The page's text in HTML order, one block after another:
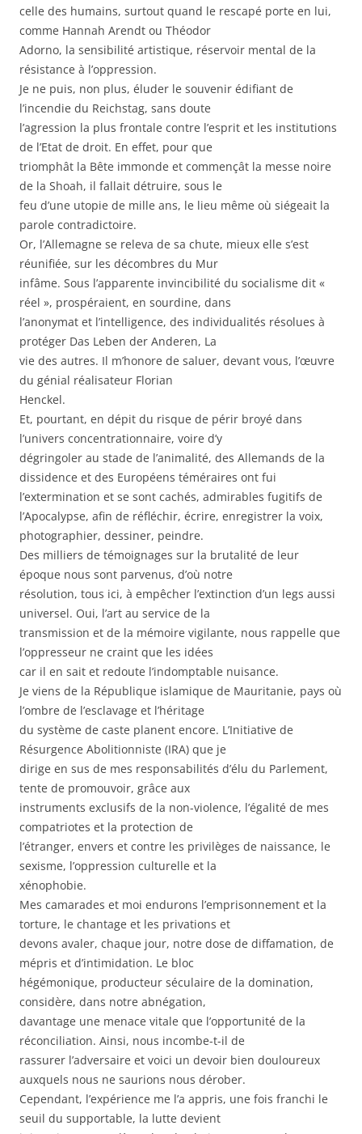
celle des humains, surtout quand le rescapé porte en lui,
comme Hannah Arendt ou Théodor
Adorno, la sensibilité artistique, réservoir mental de la
résistance à l’oppression.
Je ne puis, non plus, éluder le souvenir édifiant de
l’incendie du Reichstag, sans doute
l’agression la plus frontale contre l’esprit et les institutions
de l’Etat de droit. En effet, pour que
triomphât la Bête immonde et commençât la messe noire
de la Shoah, il fallait détruire, sous le
feu d’une utopie de mille ans, le lieu même où siégeait la
parole contradictoire.
Or, l’Allemagne se releva de sa chute, mieux elle s’est
réunifiée, sur les décombres du Mur
infâme. Sous l’apparente invincibilité du socialisme dit «
réel », prospéraient, en sourdine, dans
l’anonymat et l’intelligence, des individualités résolues à
protéger Das Leben der Anderen, La
vie des autres. Il m’honore de saluer, devant vous, l’œuvre
du génial réalisateur Florian
Henckel.
Et, pourtant, en dépit du risque de périr broyé dans
l’univers concentrationnaire, voire d’y
dégringoler au stade de l’animalité, des Allemands de la
dissidence et des Européens téméraires ont fui
l’extermination et se sont cachés, admirables fugitifs de
l’Apocalypse, afin de réfléchir, écrire, enregistrer la voix,
photographier, dessiner, peindre.
Des milliers de témoignages sur la brutalité de leur
époque nous sont parvenus, d’où notre
résolution, tous ici, à empêcher l’extinction d’un legs aussi
universel. Oui, l’art au service de la
transmission et de la mémoire vigilante, nous rappelle que
l’oppresseur ne craint que les idées
car il en sait et redoute l’indomptable nuisance.
Je viens de la République islamique de Mauritanie, pays où
l’ombre de l’esclavage et l’héritage
du système de caste planent encore. L’Initiative de
Résurgence Abolitionniste (IRA) que je
dirige en sus de mes responsabilités d’élu du Parlement,
tente de promouvoir, grâce aux
instruments exclusifs de la non-violence, l’égalité de mes
compatriotes et la protection de
l’étranger, envers et contre les privilèges de naissance, le
sexisme, l’oppression culturelle et la
xénophobie.
Mes camarades et moi endurons l’emprisonnement et la
torture, le chantage et les privations et
devons avaler, chaque jour, notre dose de diffamation, de
mépris et d’intimidation. Le bloc
hégémonique, producteur séculaire de la domination,
considère, dans notre abnégation,
davantage une menace vitale que l’opportunité de la
réconciliation. Ainsi, nous incombe-t-il de
rassurer l’adversaire et voici un devoir bien douloureux
auxquels nous ne saurions nous dérober.
Cependant, l’expérience me l’a appris, une fois franchi le
seuil du supportable, la lutte devient